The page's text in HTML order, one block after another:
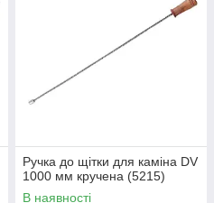
Ручка до щітки для каміна DV
1000 мм кручена (5215)
В наявності